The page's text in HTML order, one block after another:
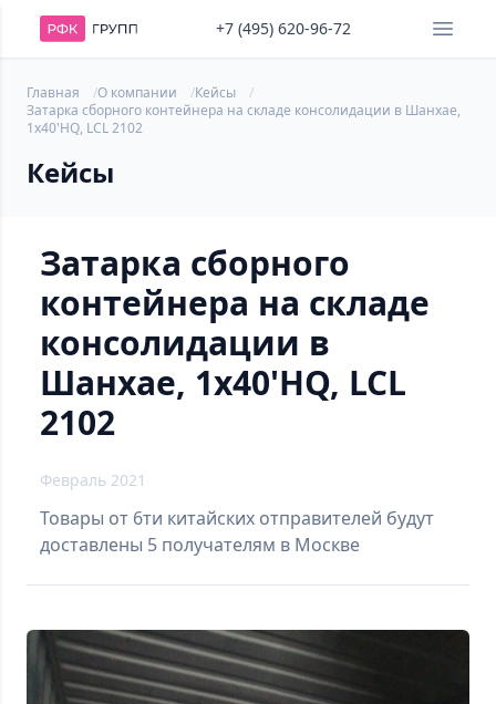
+7 (495) 620-96-72
Главная О компании
Кейсы
Затарка сборного контейнера на складе консолидации в Шанхае,
1х40'HQ, LCL 2102
Кейсы
Затарка сборного
контейнера на складе
консолидации в
Шанхае, 1х40'HQ, LCL
2102
Февраль 2021
Товары от 6ти китайских отправителей будут
доставлены 5 получателям в Москве